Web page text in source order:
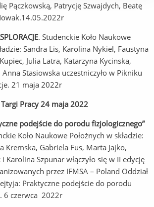
Pączkowską, Patrycję Szwajdych, Beatę
. Studenckie Koło Naukowe
Sandra Lis, Karolina Nykiel, Faustyna
Julia Latra, Katarzyna Kycinska,
Stasiowska uczestniczyło w Pikniku
21 maja 2022r
Pracy 24 maja 2022
podejście do porodu fizjologicznego”
Koło Naukowe Położnych w składzie:
Kremska, Gabriela Fus, Marta Jajko,
Karolina Szpunar włączyło się w II edycję
przez IFMSA – Poland Oddział
Praktyczne podejście do porodu
6 czerwca 2022r